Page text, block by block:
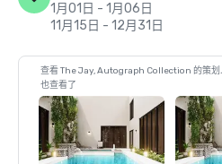
1月01日 - 1月06日
11月15日 - 12月31日
查看 The Jay, Autograph Collection 的策划
也查看了